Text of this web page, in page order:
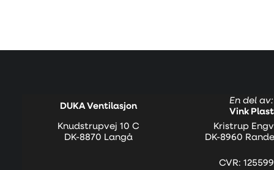
DUKA Ventilasjon
En del av:
Vink Plast
Knudstrupvej 10 C
DK-8870 Langå
Kristrup
DK-8960
CVR: